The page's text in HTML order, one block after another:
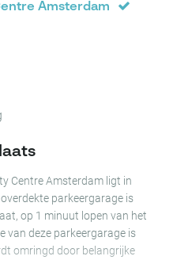
Amsterdam
Centre Amsterdam ligt in
parkeergarage is
op 1 minuut lopen van het
van deze parkeergarage is
omringd door belangrijke